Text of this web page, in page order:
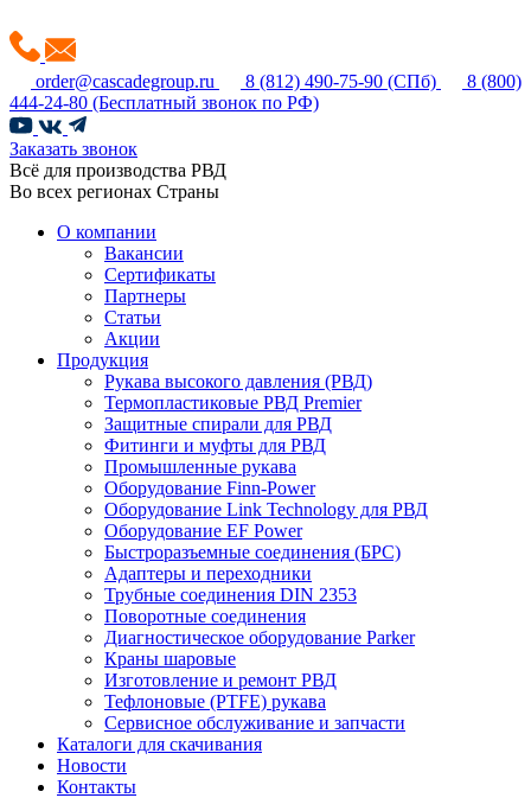
order@cascadegroup.ru 8 (812) 490-75-90 (СПб)
8 (800)
444-24-80 (Бесплатный звонок по РФ)
Заказать звонок
Всё для производства РВД
Во всех регионах Страны
О компании
Вакансии
Сертификаты
Партнеры
Статьи
Акции
Продукция
Рукава высокого давления (РВД)
Термопластиковые РВД Premier
Защитные спирали для РВД
Фитинги и муфты для РВД
Промышленные рукава
Оборудование Finn-Power
Оборудование Link Technology для РВД
Оборудование EF Power
Быстроразъемные соединения (БРС)
Адаптеры и переходники
Трубные соединения DIN 2353
Поворотные соединения
Диагностическое оборудование Parker
Краны шаровые
Изготовление и ремонт РВД
Тефлоновые (PTFE) рукава
Сервисное обслуживание и запчасти
Каталоги для скачивания
Новости
Контакты